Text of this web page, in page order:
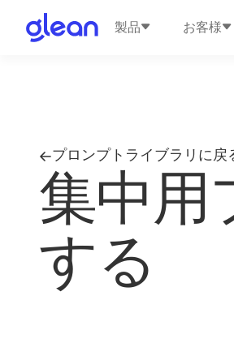
製品 お客様
プロンプトライブラリに戻
集中用
する